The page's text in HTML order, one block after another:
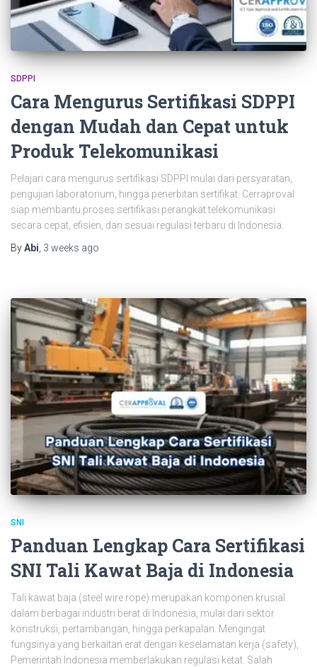
SDPPI
Cara Mengurus Sertifikasi SDPPI
dengan Mudah dan Cepat untuk
Produk Telekomunikasi
Pelajari cara mengurus sertifikasi SDPPI mulai dari persyaratan,
pengujian laboratorium, hingga penerbitan sertifikat. Cerraproval
siap membantu proses sertifikasi perangkat telekomunikasi
secara cepat, efisien, dan sesuai regulasi terbaru di Indonesia.
ByAbi 3 weeks ago
SNI
Panduan Lengkap Cara Sertifikasi
SNI Tali Kawat Baja di Indonesia
Tali kawat baja (steel wire rope) merupakan komponen krusial
dalam berbagai industri berat di Indonesia, mulai dari sektor
konstruksi, pertambangan, hingga perkapalan. Mengingat
fungsinya yang berkaitan erat dengan keselamatan kerja (safety),
Pemerintah Indonesia memberlakukan regulasi ketat. Salah